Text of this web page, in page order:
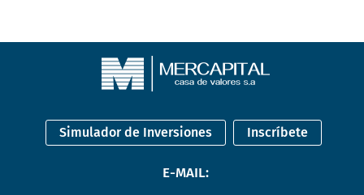
Simulador de Inversiones Inscríbete
E-MAIL: